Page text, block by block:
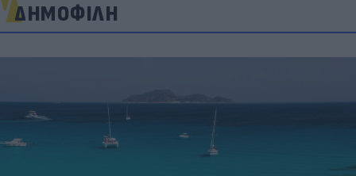
ΔΗΜΟΦΙΛΗ